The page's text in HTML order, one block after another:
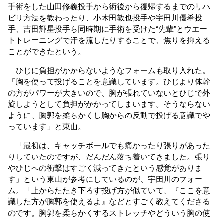
手術をした山田修義投手から術後から復帰するまでのリハ
ビリ方法を教わったり、小木田敦也投手や宇田川優希投
手、吉田輝星投手ら同時期に手術を受けた“先輩”とウエー
トトレーニングで汗を流したりすることで、焦りを抑える
ことができたという。
ひじに負担がかからないようなフォームも取り入れた。
「胸を使って投げることを意識しています。ひじより体幹
の方がパワーが大きいので、胸が張れていないとひじで外
旋しようとして負担がかかってしまいます。そうならない
ように、胸郭を柔らかくし胸からの反動で投げる意識でや
っています」と東山。
「最初は、キャッチボールでも痛かったり張りがあった
りしていたのですが、だんだん落ち着いてきました。張り
やひじへの衝撃はすごく減ってきたという感覚がありま
す」という東山が参考にしているのが、宇田川のフォー
ム。「上からたたき下ろす投げ方が似ていて、『ここを意
識した方が胸郭を使えるよ』などとすごく教えてくださる
のです。胸郭を柔らかくするストレッチやどういう胸の使